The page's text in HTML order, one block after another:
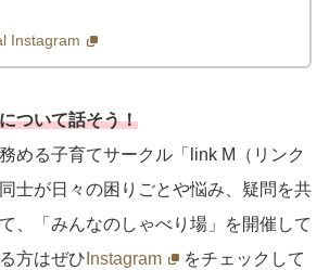
Instagram
ついて話そう！
める子育てサークル「link M（リンク
士が日々の困りごとや悩み、疑問を共
、「みんなのしゃべり場」を開催して
方はぜひ Instagram
をチェックして